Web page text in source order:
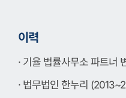
이력
· 기율 법률사무소 파트너
· 법무법인 한누리